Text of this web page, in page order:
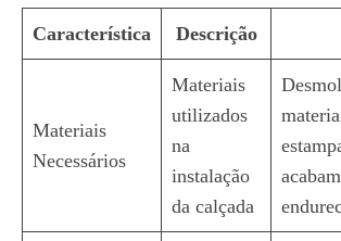
Característica Descrição
Materiais
Necessários
Materiais
utilizados
na
instalação
da calçada